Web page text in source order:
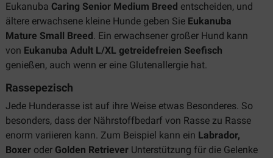
Eukanuba Caring Senior Medium Breed entscheiden, und
ältere erwachsene kleine Hunde geben Sie Eukanuba
Mature Small Breed . Ein erwachsener großer Hund kann
von Eukanuba Adult L/XL getreidefreien Seefisch
genießen, auch wenn er eine Glutenallergie hat.
Rassepezisch
Jede Hunderasse ist auf ihre Weise etwas Besonderes. So
besonders, dass der Nährstoffbedarf von Rasse zu Rasse
enorm variieren kann. Zum Beispiel kann ein Labrador,
Boxer oder Golden Retriever Unterstützung für die Gelenke